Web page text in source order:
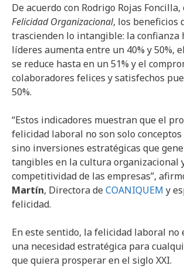
De acuerdo con Rodrigo Rojas
Felicidad Organizacional, los beneficios
trascienden lo intangible: la confianza
líderes aumenta entre un 40% y 50%,
se reduce hasta en un 51% y el
colaboradores felices y satisfechos
50%.
“Estos indicadores muestran que el
felicidad laboral no son solo
sino inversiones estratégicas que
tangibles en la cultura organizacional
competitividad de las empresas”,
Martín, Directora deCOANIQUEM y
felicidad.
En este sentido, la felicidad laboral no
una necesidad estratégica para
que quiera prosperar en el siglo XXI.